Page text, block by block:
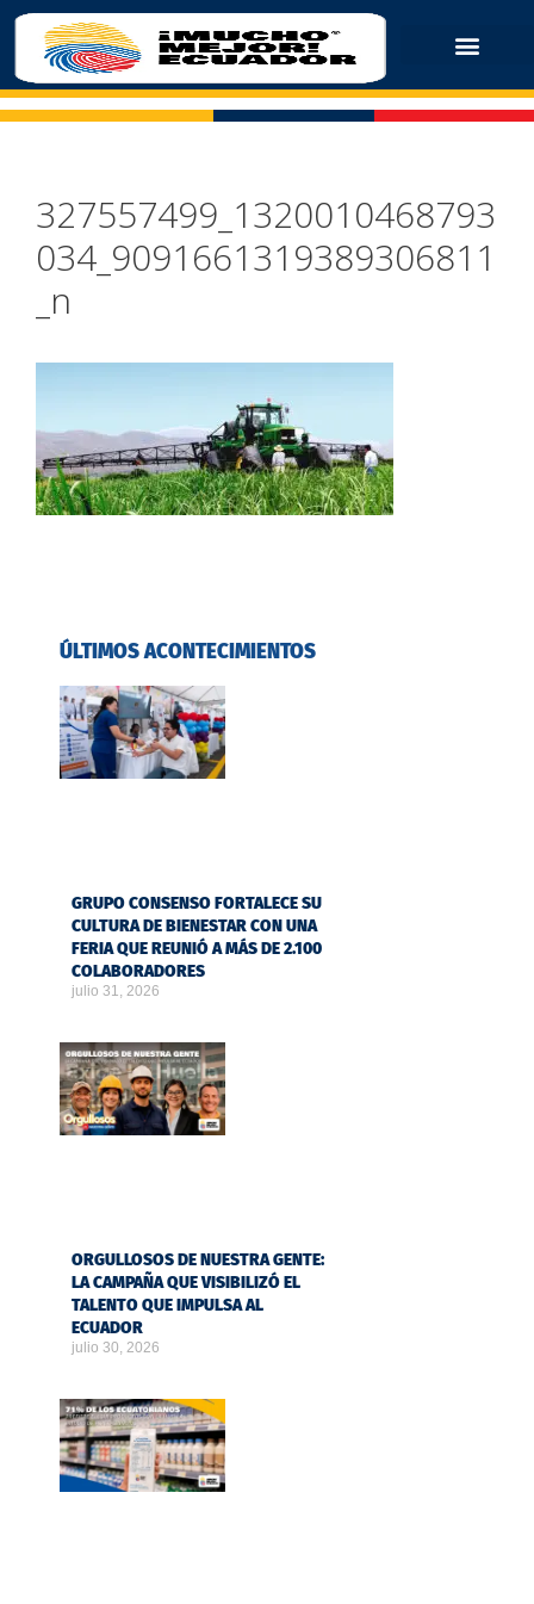
327557499_1320010468793
034_9091661319389306811
_n
ÚLTIMOS ACONTECIMIENTOS
GRUPO CONSENSO FORTALECE SU
CULTURA DE BIENESTAR CON UNA
FERIA QUE REUNIÓ A MÁS DE 2.100
COLABORADORES
julio 31, 2026
ORGULLOSOS DE NUESTRA GENTE:
LA CAMPAÑA QUE VISIBILIZÓ EL
TALENTO QUE IMPULSA AL
ECUADOR
julio 30, 2026